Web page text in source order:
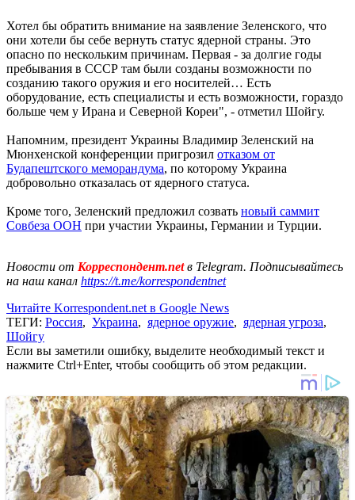
Хотел бы обратить внимание на заявление Зеленского, что
они хотели бы себе вернуть статус ядерной страны. Это
опасно по нескольким причинам. Первая - за долгие годы
пребывания в СССР там были созданы возможности по
созданию такого оружия и его носителей… Есть
оборудование, есть специалисты и есть возможности, гораздо
больше чем у Ирана и Северной Кореи", - отметил Шойгу.
Напомним, президент Украины Владимир Зеленский на
Мюнхенской конференции пригрозил отказом от
Будапештского меморандума, по которому Украина
добровольно отказалась от ядерного статуса.
Кроме того, Зеленский предложил созвать новый саммит
Совбеза ООН при участии Украины, Германии и Турции.
Новости от Корреспондент.netв Telegram. Подписывайтесь
на наш канал https://t.me/korrespondentnet
Читайте Korrespondent.net в Google News
ТЕГИ: Россия, Украина, ядерное оружие, ядерная угроза,
Шойгу
Если вы заметили ошибку, выделите необходимый текст и
нажмите Ctrl+Enter, чтобы сообщить об этом редакции.